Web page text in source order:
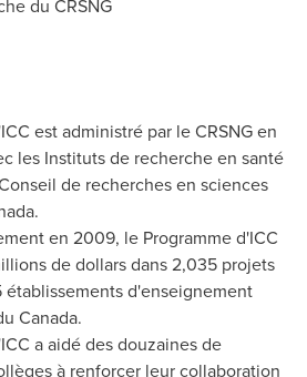
du CRSNG
est administré par le CRSNG en
les Instituts de recherche en santé
de recherches en sciences
.
en 2009, le Programme d'ICC
de dollars dans 2,035 projets
établissements d'enseignement
Canada.
a aidé des douzaines de
à renforcer leur collaboration